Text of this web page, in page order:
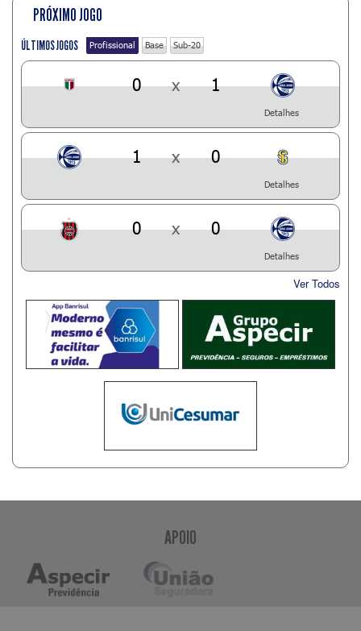
PRÓXIMO JOGO
ÚLTIMOS JOGOS Profissional Base Sub-20
0 x 1
Detalhes
1 x 0
Detalhes
0 x 0
Detalhes
Ver Todos
APOIO